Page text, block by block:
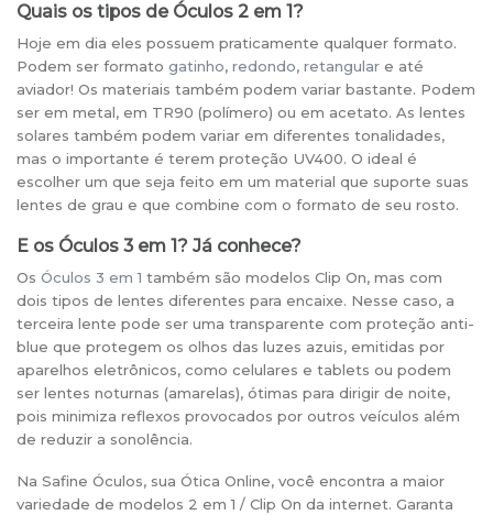
Quais os tipos de Óculos 2 em 1?
Hoje em dia eles possuem praticamente qualquer formato.
Podem ser formato gatinho, redondo, retangular e até
aviador! Os materiais também podem variar bastante. Podem
ser em metal, em TR90 (polímero) ou em acetato. As lentes
solares também podem variar em diferentes tonalidades,
mas o importante é terem proteção UV400. O ideal é
escolher um que seja feito em um material que suporte suas
lentes de grau e que combine com o formato de seu rosto.
E os Óculos 3 em 1? Já conhece?
Os Óculos 3 em 1 também são modelos Clip On, mas com
dois tipos de lentes diferentes para encaixe. Nesse caso, a
terceira lente pode ser uma transparente com proteção anti-
blue que protegem os olhos das luzes azuis, emitidas por
aparelhos eletrônicos, como celulares e tablets ou podem
ser lentes noturnas (amarelas), ótimas para dirigir de noite,
pois minimiza reflexos provocados por outros veículos além
de reduzir a sonolência.
Na Safine Óculos, sua Ótica Online, você encontra a maior
variedade de modelos 2 em 1 / Clip On da internet. Garanta